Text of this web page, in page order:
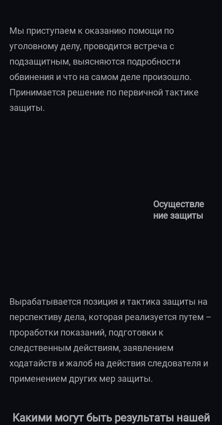
Мы приступаем к оказанию помощи по
уголовному делу, проводится встреча с
подзащитным, выясняются подробности
обвинения и что на самом деле произошло.
Принимается решение по первичной тактике
защиты.
Осуществле
ние защиты
Вырабатывается позиция и тактика защиты на
перспективу дела, которая реализуется путем –
проработки показаний, подготовки к
следственным действиям, заявлением
ходатайств и жалоб на действия следователя и
применением других мер защиты.
Какими могут быть результаты нашей